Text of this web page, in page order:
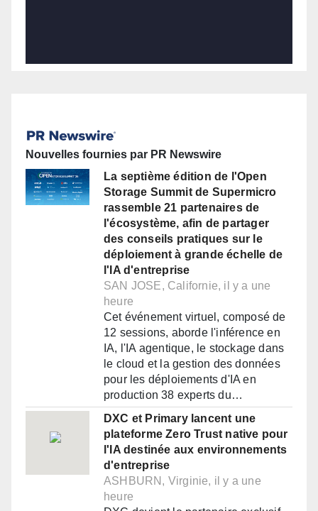
Nouvelles fournies par PR Newswire
La septième édition de l'Open
Storage Summit de Supermicro
rassemble 21 partenaires de
l'écosystème, afin de partager
des conseils pratiques sur le
déploiement à grande échelle de
l'IA d'entreprise
SAN JOSE, Californie, il y a une
heure
Cet événement virtuel, composé de
12 sessions, aborde l'inférence en
IA, l'IA agentique, le stockage dans
le cloud et la gestion des données
pour les déploiements d'IA en
production 38 experts du…
DXC et Primary lancent une
plateforme Zero Trust native pour
l'IA destinée aux environnements
d'entreprise
ASHBURN, Virginie, il y a une
heure